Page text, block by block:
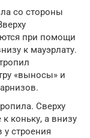
со стороны
при помощи
к мауэрлату.
«выносы» и
Сверху
коньку, а внизу
у строения